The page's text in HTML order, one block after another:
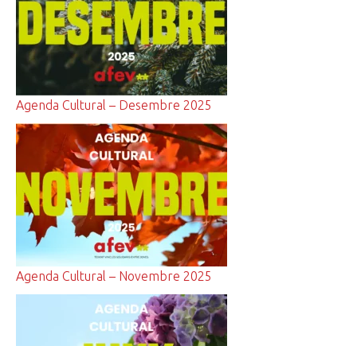
Agenda Cultural – Desembre 2025
Agenda Cultural – Novembre 2025